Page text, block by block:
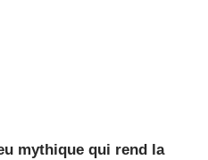
mythique qui rend la